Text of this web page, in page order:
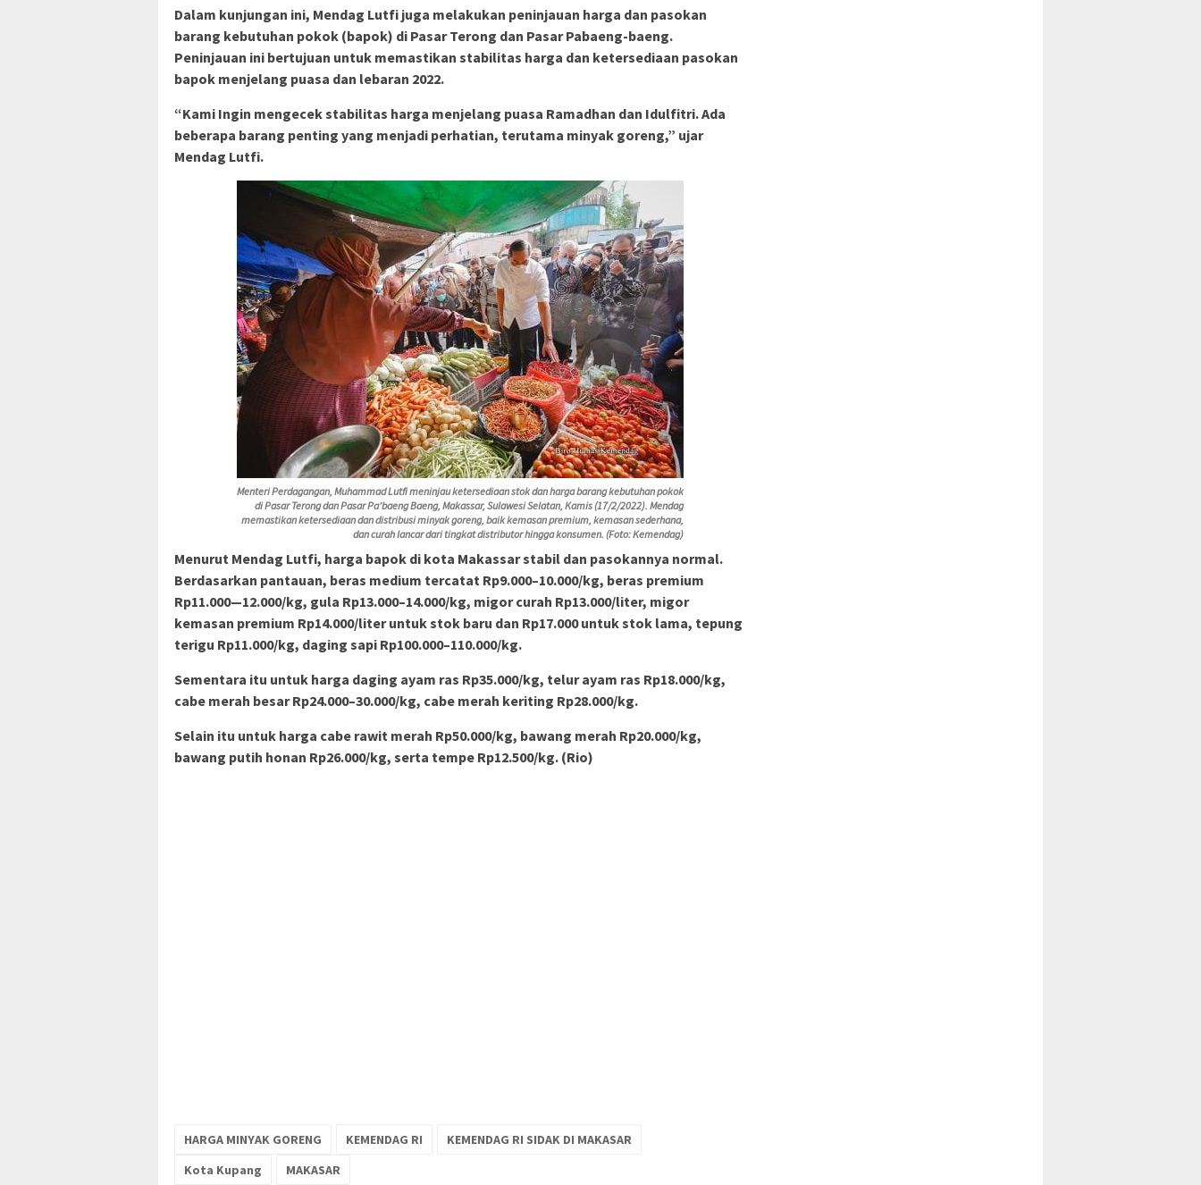
Dalam kunjungan ini, Mendag Lutfi juga melakukan peninjauan harga dan pasokan
barang kebutuhan pokok (bapok) di Pasar Terong dan Pasar Pabaeng-baeng.
Peninjauan ini bertujuan untuk memastikan stabilitas harga dan ketersediaan pasokan
bapok menjelang puasa dan lebaran 2022.
“Kami Ingin mengecek stabilitas harga menjelang puasa Ramadhan dan Idulfitri. Ada
beberapa barang penting yang menjadi perhatian, terutama minyak goreng,” ujar
Mendag Lutfi.
Menteri Perdagangan, Muhammad Lutfi meninjau ketersediaan stok dan harga barang kebutuhan pokok
di Pasar Terong dan Pasar Pa’baeng Baeng, Makassar, Sulawesi Selatan, Kamis (17/2/2022). Mendag
memastikan ketersediaan dan distribusi minyak goreng, baik kemasan premium, kemasan sederhana,
dan curah lancar dari tingkat distributor hingga konsumen. (Foto: Kemendag)
Menurut Mendag Lutfi, harga bapok di kota Makassar stabil dan pasokannya normal.
Berdasarkan pantauan, beras medium tercatat Rp9.000–10.000/kg, beras premium
Rp11.000—12.000/kg, gula Rp13.000–14.000/kg, migor curah Rp13.000/liter, migor
kemasan premium Rp14.000/liter untuk stok baru dan Rp17.000 untuk stok lama, tepung
terigu Rp11.000/kg, daging sapi Rp100.000–110.000/kg.
Sementara itu untuk harga daging ayam ras Rp35.000/kg, telur ayam ras Rp18.000/kg,
cabe merah besar Rp24.000–30.000/kg, cabe merah keriting Rp28.000/kg.
Selain itu untuk harga cabe rawit merah Rp50.000/kg, bawang merah Rp20.000/kg,
bawang putih honan Rp26.000/kg, serta tempe Rp12.500/kg. (Rio)
HARGA MINYAK GORENG KEMENDAG RI
KEMENDAG RI SIDAK DI MAKASAR
Kota Kupang
MAKASAR